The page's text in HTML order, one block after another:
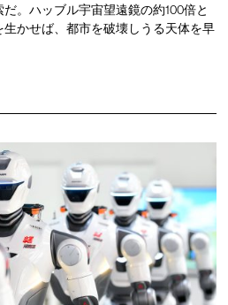
。ハッブル宇宙望遠鏡の約100倍と
かせば、都市を破壊しうる天体を早